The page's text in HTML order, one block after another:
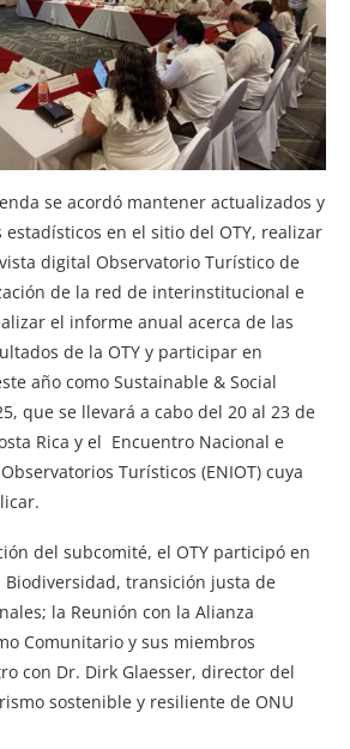
se acordó mantener actualizados y
en el sitio del OTY, realizar
digital Observatorio Turístico de
de la red de interinstitucional e
el informe anual acerca de las
de la OTY y participar en
año como Sustainable & Social
que se llevará a cabo del 20 al 23 de
Rica y el Encuentro Nacional e
Turísticos (ENIOT) cuya
del subcomité, el OTY participó en
Biodiversidad, transición justa de
la Reunión con la Alianza
Comunitario y sus miembros
con Dr. Dirk Glaesser, director del
sostenible y resiliente de ONU